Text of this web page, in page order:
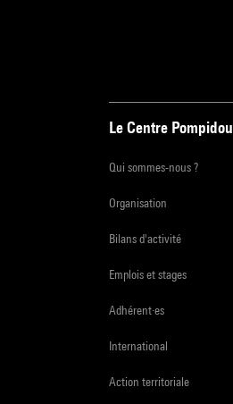
Le Centre Pompidou
Qui sommes-nous ?
Organisation
Bilans d'activité
Emplois et stages
Adhérent·es
International
Action territoriale